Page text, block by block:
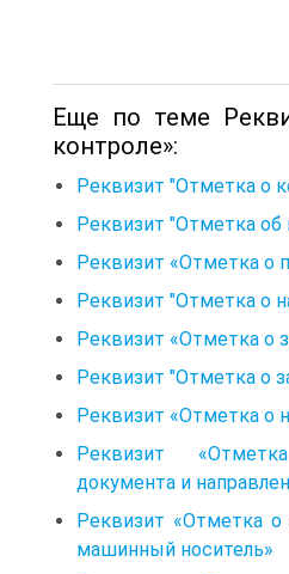
Еще по теме
контроле»:
Реквизит "Отметка о
Реквизит "Отметка об
Реквизит «Отметка о
Реквизит "Отметка о
Реквизит «Отметка о
Реквизит "Отметка о
Реквизит «Отметка о
Реквизит
документа и
Реквизит «Отметка
машинный носитель»